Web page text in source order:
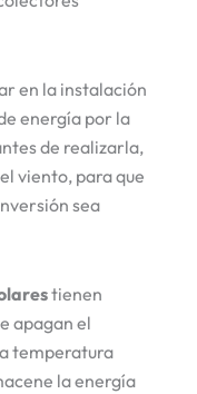
en la instalación
energía por la
de realizarla,
viento, para que
sea
tienen
apagan el
temperatura
la energía